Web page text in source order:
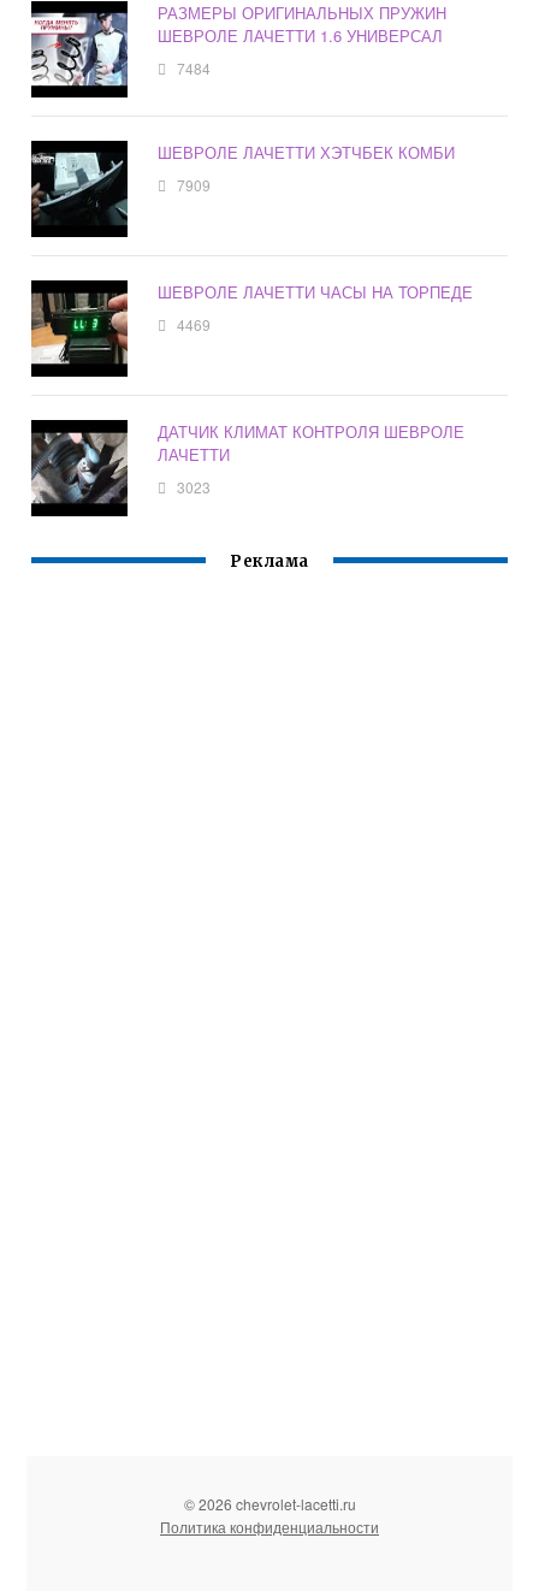
РАЗМЕРЫ ОРИГИНАЛЬНЫХ ПРУЖИН
ШЕВРОЛЕ ЛАЧЕТТИ 1.6 УНИВЕРСАЛ
7484
ШЕВРОЛЕ ЛАЧЕТТИ ХЭТЧБЕК КОМБИ
7909
ШЕВРОЛЕ ЛАЧЕТТИ ЧАСЫ НА ТОРПЕДЕ
4469
ДАТЧИК КЛИМАТ КОНТРОЛЯ ШЕВРОЛЕ
ЛАЧЕТТИ
3023
Реклама
© 2026 chevrolet-lacetti.ru
Политика конфиденциальности